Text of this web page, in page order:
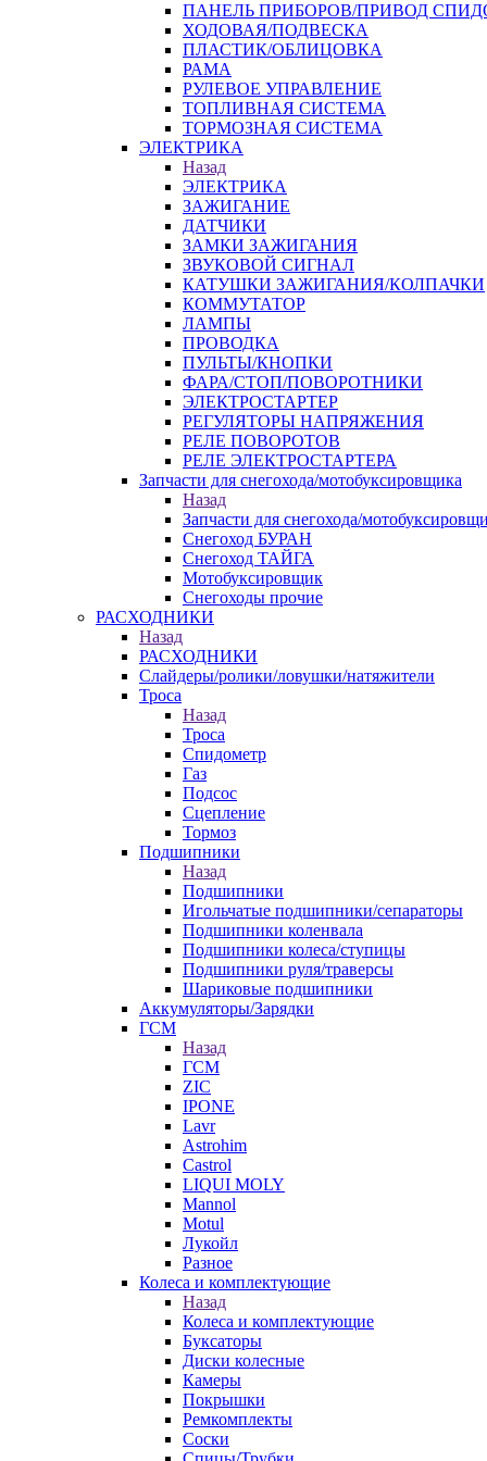
ПАНЕЛЬ ПРИБОРОВ/ПРИВОД
ХОДОВАЯ/ПОДВЕСКА
ПЛАСТИК/ОБЛИЦОВКА
РАМА
РУЛЕВОЕ УПРАВЛЕНИЕ
ТОПЛИВНАЯ СИСТЕМА
ТОРМОЗНАЯ СИСТЕМА
ЭЛЕКТРИКА
Назад
ЭЛЕКТРИКА
ЗАЖИГАНИЕ
ДАТЧИКИ
ЗАМКИ ЗАЖИГАНИЯ
ЗВУКОВОЙ СИГНАЛ
КАТУШКИ ЗАЖИГАНИЯ/КОЛПАЧКИ
КОММУТАТОР
ЛАМПЫ
ПРОВОДКА
ПУЛЬТЫ/КНОПКИ
ФАРА/СТОП/ПОВОРОТНИКИ
ЭЛЕКТРОСТАРТЕР
РЕГУЛЯТОРЫ НАПРЯЖЕНИЯ
РЕЛЕ ПОВОРОТОВ
РЕЛЕ ЭЛЕКТРОСТАРТЕРА
Запчасти для снегохода/мотобуксировщика
Назад
Запчасти для снегохода/
Снегоход БУРАН
Снегоход ТАЙГА
Мотобуксировщик
Снегоходы прочие
РАСХОДНИКИ
Назад
РАСХОДНИКИ
Слайдеры/ролики/ловушки/натяжители
Троса
Назад
Троса
Спидометр
Газ
Подсос
Сцепление
Тормоз
Подшипники
Назад
Подшипники
Игольчатые подшипники/сепараторы
Подшипники коленвала
Подшипники колеса/ступицы
Подшипники руля/траверсы
Шариковые подшипники
Аккумуляторы/Зарядки
ГСМ
Назад
ГСМ
ZIC
IPONE
Lavr
Astrohim
Castrol
LIQUI MOLY
Mannol
Motul
Лукойл
Разное
Колеса и комплектующие
Назад
Колеса и комплектующие
Буксаторы
Диски колесные
Камеры
Покрышки
Ремкомплекты
Соски